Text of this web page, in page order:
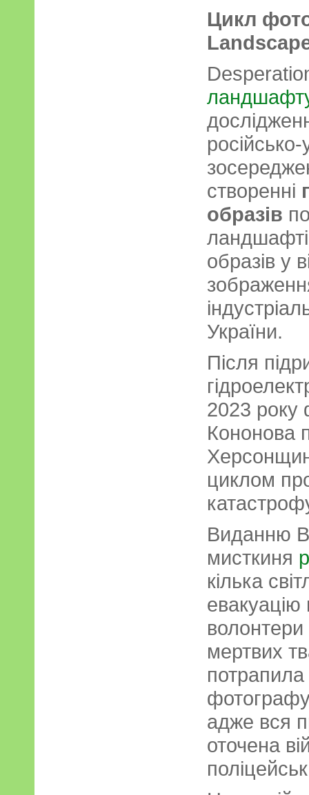
Цикл
створенні
образів
образів у
України.
Після
2023 року
Кононова
циклом
Виданню
мисткиня
кілька
евакуацію
мертвих
адже вся
оточена